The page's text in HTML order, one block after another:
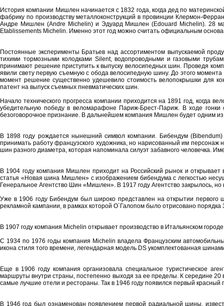
История компании Мишлен начинается с 1832 года, когда дед по
фабрику по производству металлоконструкций в провинции Клермон-
Андре Мишлен (Andre Michelin) и Эдуард Мишлен (Edouard Michelin). 28
Etablissements Michelin. Именно этот год можно считать официальным
Постоянные эксперименты Братьев над ассортиментом выпускаемой
тихими тормозными колодками Silent, водопроводными и газовыми
принимают решение приступить к выпуску велосипедных шин. Проведя
явили свету первую съемную с обода велосипедную шину. До этого
момент решение существенно удешевило стоимость велопокрышки для
патент на выпуск съемных пневматических шин.
Начало технического прогресса компании приходится на 1891 год,
убедительную победу в веломарафоне Париж-Брест-Париж. В ходе
безоговорочное признание. В дальнейшем компания Мишлен будет одним
В 1898 году рождается нынешний символ компании. Бибендум
принимать работу французского художника, но нарисованный им
шин разного диаметра, которая напоминала силуэт забавного человечка.
В 1904 году компания Мишлен приходит на Российский рынок и
статья «Новая шина Мишлен» с изображением бибендума с легкостью
Генеральное Агентство Шин «Мишлен». В 1917 году Агентство закрылось, но
Уже в 1906 году Бибендум был широко представлен на открытии
рекламной кампании, в рамках которой О`Галопом было отрисовано
В 1907 году компания Michelin открывает производство в Итальянском
С 1934 по 1976 годы компания Michelin владела Французским
икона стиля того времени, легендарная модель DS укомплектованная
Еще в 1906 году компания организовала специальное туристическое
маршруты внутри страны, постепенно выходя за ее пределы. К середине
самые лучшие отели и рестораны. Так в 1946 году появился первый красный
В 1946 год был ознаменован появлением первой радиальной шины,